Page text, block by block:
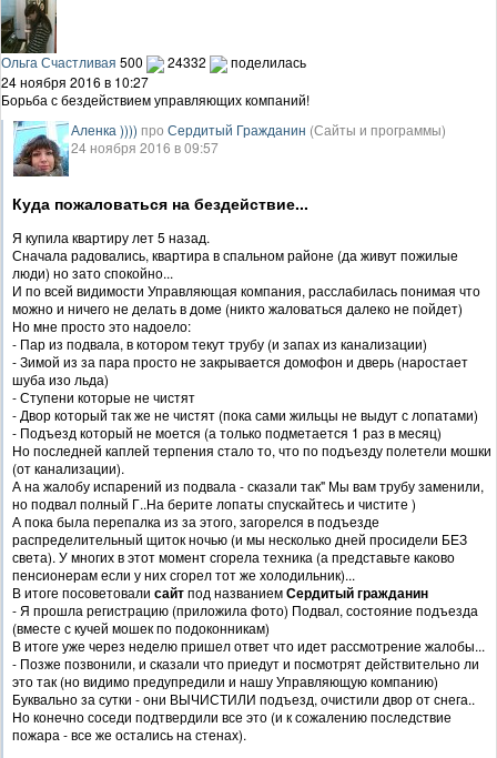
Ольга Счастливая 500 24332
поделилась
24 ноября 2016 в 10:27
Борьба с бездействием управляющих компаний!
Аленка )))) про Сердитый Гражданин (Сайты и программы)
24 ноября 2016 в 09:57
Куда пожаловаться на бездействие...
Я купила квартиру лет 5 назад.
Сначала радовались, квартира в спальном районе (да живут пожилые
люди) но зато спокойно...
И по всей видимости Управляющая компания, расслабилась понимая что
можно и ничего не делать в доме (никто жаловаться далеко не пойдет)
Но мне просто это надоело:
- Пар из подвала, в котором текут трубу (и запах из канализации)
- Зимой из за пара просто не закрывается домофон и дверь (наростает
шуба изо льда)
- Ступени которые не чистят
- Двор который так же не чистят (пока сами жильцы не выдут с лопатами)
- Подъезд который не моется (а только подметается 1 раз в месяц)
Но последней каплей терпения стало то, что по подъезду полетели мошки
(от канализации).
А на жалобу испарений из подвала - сказали так" Мы вам трубу заменили,
но подвал полный Г..На берите лопаты спускайтесь и чистите )
А пока была перепалка из за этого, загорелся в подъезде
распределительный щиток ночью (и мы несколько дней просидели БЕЗ
света). У многих в этот момент сгорела техника (а представьте каково
пенсионерам если у них сгорел тот же холодильник)...
В итоге посоветовали сайтпод названиемСердитый гражданин
- Я прошла регистрацию (приложила фото) Подвал, состояние подъезда
(вместе с кучей мошек по подоконникам)
В итоге уже через неделю пришел ответ что идет рассмотрение жалобы...
- Позже позвонили, и сказали что приедут и посмотрят действительно ли
это так (но видимо предупредили и нашу Управляющую компанию)
Буквально за сутки - они ВЫЧИСТИЛИ подъезд, очистили двор от снега..
Но конечно соседи подтвердили все это (и к сожалению последствие
пожара - все же остались на стенах).